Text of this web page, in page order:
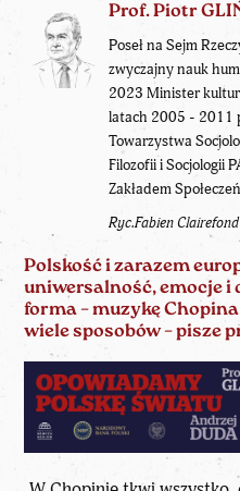
Prof. Piotr
Poseł na Sejm
zwyczajny nauk
2023 Minister
latach 2005 - 2011
Towarzystwa
Filozofii i Socjologii
Zakładem
Ryc.Fabien Clairefond
Polskość i zarazem
uniwersalność, emocje i
forma – muzykę
wiele sposobów – pisze